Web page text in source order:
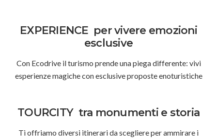
EXPERIENCE per vivere emozioni
esclusive
Con Ecodrive il turismo prende una piega differente: vivi
esperienze magiche con esclusive proposte enoturistiche
TOURCITY tra monumenti e storia
Ti offriamo diversi itinerari da scegliere per ammirare i